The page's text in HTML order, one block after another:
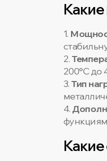
1.
2.
200°C до
3. Тип
4.
Какие